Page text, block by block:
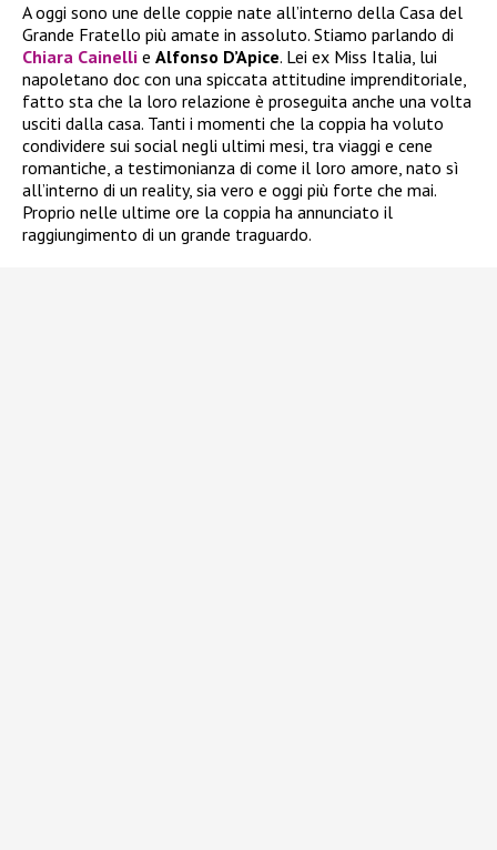
A oggi sono une delle coppie nate all’interno della Casa del
Grande Fratello più amate in assoluto. Stiamo parlando di
Chiara Cainelli e Alfonso D’Apice. Lei ex Miss Italia, lui
napoletano doc con una spiccata attitudine imprenditoriale,
fatto sta che la loro relazione è proseguita anche una volta
usciti dalla casa. Tanti i momenti che la coppia ha voluto
condividere sui social negli ultimi mesi, tra viaggi e cene
romantiche, a testimonianza di come il loro amore, nato sì
all’interno di un reality, sia vero e oggi più forte che mai.
Proprio nelle ultime ore la coppia ha annunciato il
raggiungimento di un grande traguardo.